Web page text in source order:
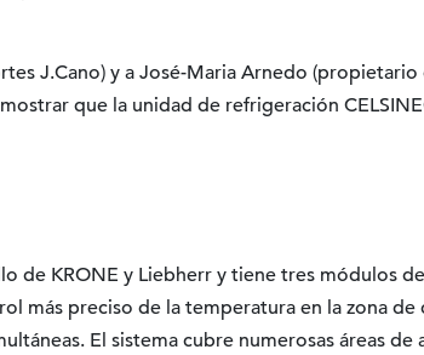
J.Cano) y a José-Maria Arnedo
que la unidad de refrigeración
de KRONE y Liebherr y tiene tres módulos
más preciso de la temperatura en la zona de
El sistema cubre numerosas áreas